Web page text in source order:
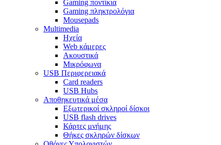
Gaming ποντίκια
Gaming πληκτρολόγια
Mousepads
Multimedia
Ηχεία
Web κάμερες
Ακουστικά
Μικρόφωνα
USB Περιφερειακά
Card readers
USB Hubs
Αποθηκευτικά μέσα
Εξωτερικοί σκληροί δίσκοι
USB flash drives
Κάρτες μνήμης
Θήκες σκληρών δίσκων